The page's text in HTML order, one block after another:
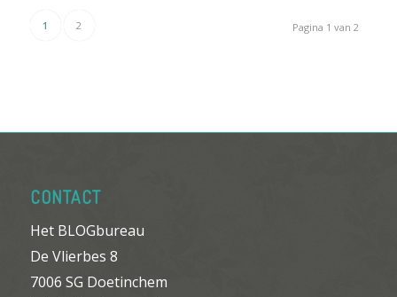
Pagina 1 van 2
1 2
CONTACT
Het BLOGbureau
De Vlierbes 8
7006 SG Doetinchem